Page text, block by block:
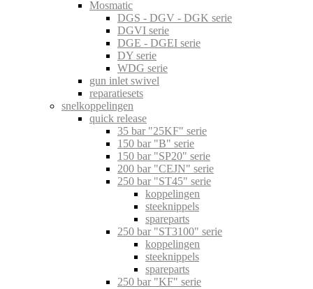
Mosmatic
DGS - DGV - DGK serie
DGVI serie
DGE - DGEI serie
DY serie
WDG serie
gun inlet swivel
reparatiesets
snelkoppelingen
quick release
35 bar "25KF" serie
150 bar "B" serie
150 bar "SP20" serie
200 bar "CEJN" serie
250 bar "ST45" serie
koppelingen
steeknippels
spareparts
250 bar "ST3100" serie
koppelingen
steeknippels
spareparts
250 bar "KF" serie